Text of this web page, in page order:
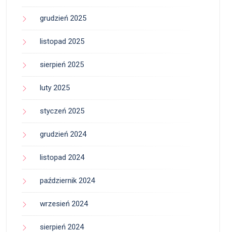
grudzień 2025
listopad 2025
sierpień 2025
luty 2025
styczeń 2025
grudzień 2024
listopad 2024
październik 2024
wrzesień 2024
sierpień 2024